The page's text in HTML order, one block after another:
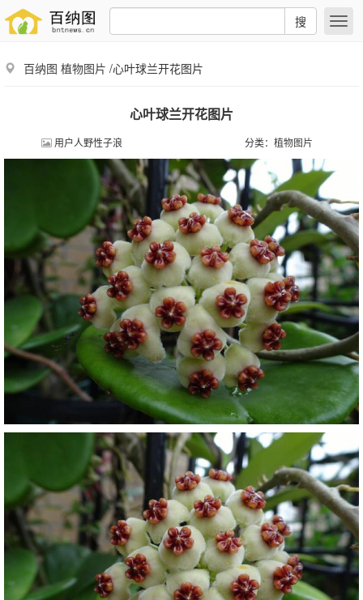
搜
百纳图 植物图片 /心叶球兰开花图片
心叶球兰开花图片
用户人野性子浪 分类： 植物图片